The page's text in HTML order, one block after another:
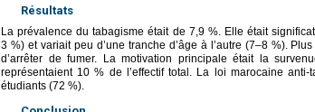
Résultats
La prévalence du tabagisme était de 7,9 %. Elle était
3 %) et variait peu d’une tranche d’âge à l’autre (7–8 %).
d’arrêter de fumer. La motivation principale était la
représentaient 10 % de l’effectif total. La loi marocaine
étudiants (72 %).